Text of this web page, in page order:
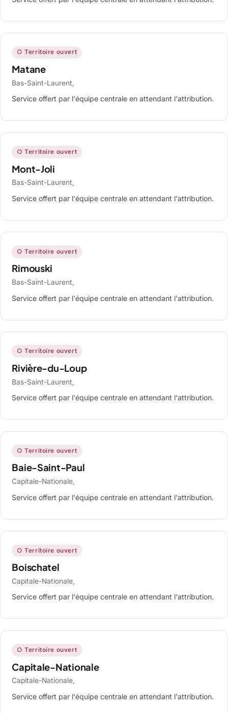
○ Territoire ouvert
Matane
Bas-Saint-Laurent,
Service offert par l'équipe centrale en attendant l'attribution.
○ Territoire ouvert
Mont-Joli
Bas-Saint-Laurent,
Service offert par l'équipe centrale en attendant l'attribution.
○ Territoire ouvert
Rimouski
Bas-Saint-Laurent,
Service offert par l'équipe centrale en attendant l'attribution.
○ Territoire ouvert
Rivière-du-Loup
Bas-Saint-Laurent,
Service offert par l'équipe centrale en attendant l'attribution.
○ Territoire ouvert
Baie-Saint-Paul
Capitale-Nationale,
Service offert par l'équipe centrale en attendant l'attribution.
○ Territoire ouvert
Boischatel
Capitale-Nationale,
Service offert par l'équipe centrale en attendant l'attribution.
○ Territoire ouvert
Capitale-Nationale
Capitale-Nationale,
Service offert par l'équipe centrale en attendant l'attribution.